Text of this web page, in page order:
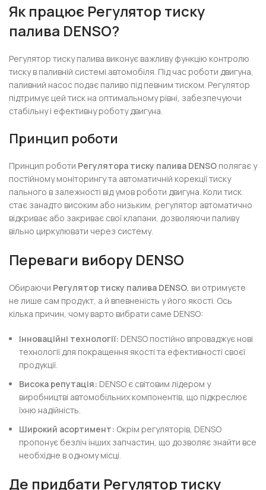
Як працює Регулятор тиску
палива DENSO?
Регулятор тиску палива виконує важливу функцію контролю
тиску в паливній системі автомобіля. Під час роботи двигуна,
паливний насос подає паливо під певним тиском. Регулятор
підтримує цей тиск на оптимальному рівні, забезпечуючи
стабільну і ефективну роботу двигуна.
Принцип роботи
Принцип роботи Регулятора тиску палива DENSO полягає у
постійному моніторингу та автоматичній корекції тиску
пального в залежності від умов роботи двигуна. Коли тиск
стає занадто високим або низьким, регулятор автоматично
відкриває або закриває свої клапани, дозволяючи паливу
вільно циркулювати через систему.
Переваги вибору DENSO
Обираючи Регулятор тиску палива DENSO, ви отримуєте
не лише сам продукт, а й впевненість у його якості. Ось
кілька причин, чому варто вибрати саме DENSO:
Інноваційні технології: DENSO постійно впроваджує нові
технології для покращення якості та ефективності своєї
продукції.
Висока репутація: DENSO є світовим лідером у
виробництві автомобільних компонентів, що підкреслює
їхню надійність.
Широкий асортимент: Окрім регуляторів, DENSO
пропонує безліч інших запчастин, що дозволяє знайти все
необхідне в одному місці.
Де придбати Регулятор тиску